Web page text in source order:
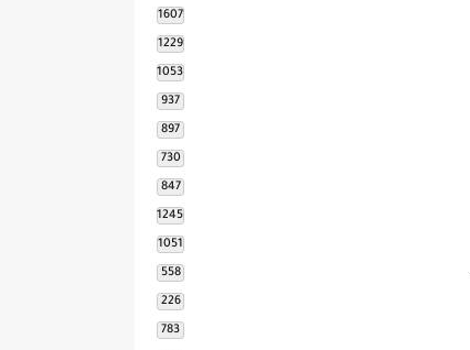
1607
1229
1053
937
897
730
847
1245
1051
558
226
783